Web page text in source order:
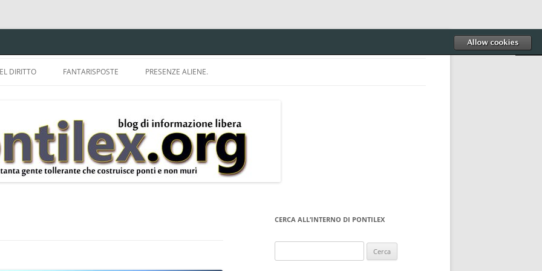
DIRITTO
DELLA LDA 633.
E
FANTARISPOSTE PRESENZE ALIENE.
CERCA ALL’INTERNO DI PONTILEX
per: